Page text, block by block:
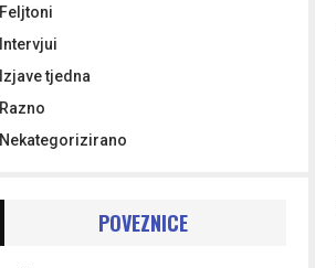
Feljtoni
Intervjui
Izjave tjedna
Razno
Nekategorizirano
POVEZNICE